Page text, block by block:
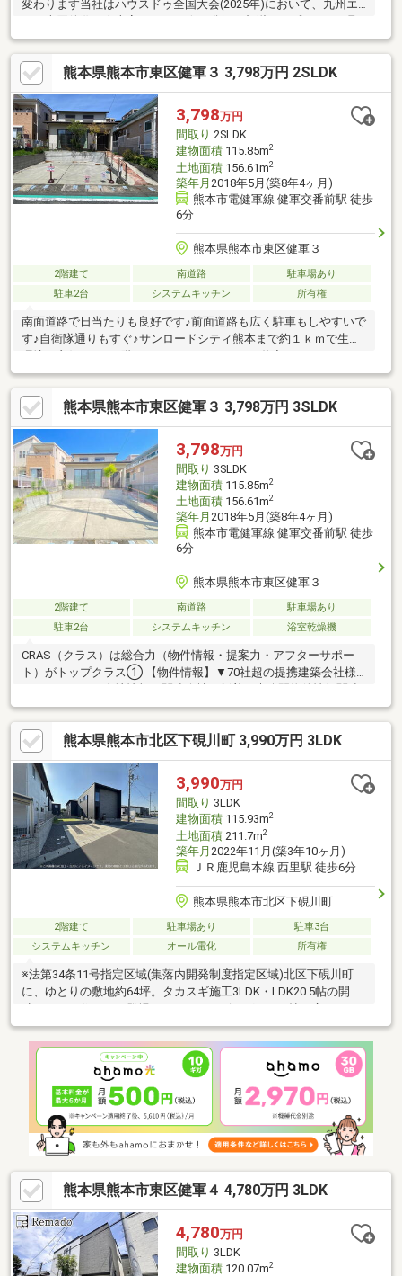
変わります当社はハウスドゥ全国大会(2025年)において、九州エ
引実績に裏打ちされた交渉力で、購入価格を最大限に抑えます
♪【内覧ツアー】熊本県全域の気になる物件を全て当社でまとめて
ご内覧いただけます☆窓口を一つに絞れるから手間も時間もかか
りません【購入総額の限界へ挑戦】もっと安く買えるのでは？そ
んな悩みは当社が解決します当社ではオプション費用（エアコ
ン、太陽光等）もお客様に代わり相見積もり他社様でお見積もり
を取った後でも大丈夫！一度ご相談ください！
熊本県熊本市東区健軍３ 3,798万円 2SLDK
3,798万円
間取り 2SLDK
建物面積115.85m2
土地面積156.61m2
築年月 2018年5月(築8年4ヶ月)
熊本市電健軍線 健軍交番前駅 徒歩
6分
熊本県熊本市東区健軍３
2階建て 南道路
駐車場あり
駐車2台
システムキッチン 所有権
南面道路で日当たりも良好です♪前面道路も広く駐車もしやすいで
す♪自衛隊通りもすぐ♪サンロードシティ熊本まで約１ｋｍで生活
収納箇所豊富です♪駐車場は２台並列駐車可能です♪現在空家です
ので随時ご案内可能です♪
熊本県熊本市東区健軍３ 3,798万円 3SLDK
3,798万円
間取り 3SLDK
建物面積115.85m2
土地面積156.61m2
築年月 2018年5月(築8年4ヶ月)
熊本市電健軍線 健軍交番前駅 徒歩
6分
熊本県熊本市東区健軍３
2階建て 南道路
駐車場あり
駐車2台
システムキッチン 浴室乾燥機
CRAS（クラス）は総合力（物件情報・提案力・アフターサポー
ト）がトップクラス① 【物件情報】▼70社超の提携建築会社様
会社にグッドバイバイやいえコレ等② 【提案力】▼住宅ローン
提携金融機関が多数▼後悔しないためのライフプランシミュレー
ション家計の見直しのプロのFPが在籍③ 【アフターサポート】
▼税金面等のアドバイス資金贈与や住宅ローン控除等▼お引渡し
後の対応お引渡し後のリフォームもお任せ！将来的な売却・賃貸
等の運用をサポート！
熊本県熊本市北区下硯川町 3,990万円 3LDK
3,990万円
間取り 3LDK
建物面積115.93m2
土地面積211.7m2
築年月 2022年11月(築3年10ヶ月)
ＪＲ鹿児島本線 西里駅 徒歩6分
熊本県熊本市北区下硯川町
2階建て 駐車場あり
駐車3台
システムキッチン
オール電化 所有権
※法第34条11号指定区域(集落内開発制度指定区域)北区下硯川町
に、ゆとりの敷地約64坪。タカスギ施工3LDK・LDK20.5帖の開放
おり、オール電化に加え、太陽光発電・蓄電池も備えた、設備充
実の物件です。駐車スペースは3台分確保されており、ご家族や来
客時にもゆとりがあります。リビングからはお庭を見渡すことが
でき、バーベキューやお子さまの遊び場など、屋外時間も楽しみ
やすい住まいです。広さ、利便性、安心感のバランスが取れ
た、“住んでよかった”と思える一邸をぜひ現地で、ご体感くださ
い。
熊本県熊本市東区健軍４ 4,780万円 3LDK
4,780万円
間取り 3LDK
建物面積120.07m2